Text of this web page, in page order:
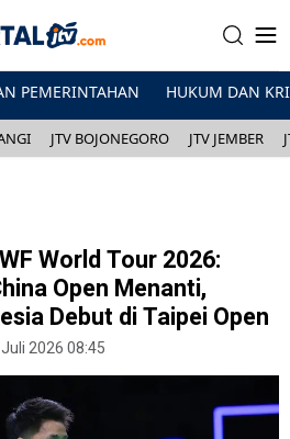
PEMERINTAHAN HUKUM DAN
JTV BOJONEGORO JTV JEMBER
World Tour 2026:
Open Menanti,
Debut di Taipei Open
2026 08:45